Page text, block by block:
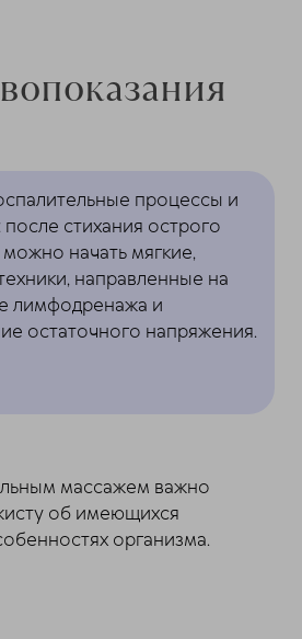
процессы и
стихания острого
начать мягкие,
направленные на
лимфодренажа и
остаточного напряжения.
массажем важно
об имеющихся
организма.